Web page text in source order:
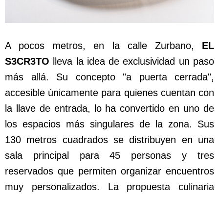
A pocos metros, en la calle Zurbano, EL
S3CR3TO lleva la idea de exclusividad un paso
más allá. Su concepto "a puerta cerrada",
accesible únicamente para quienes cuentan con
la llave de entrada, lo ha convertido en uno de
los espacios más singulares de la zona. Sus
130 metros cuadrados se distribuyen en una
sala principal para 45 personas y tres
reservados que permiten organizar encuentros
muy personalizados. La propuesta culinaria